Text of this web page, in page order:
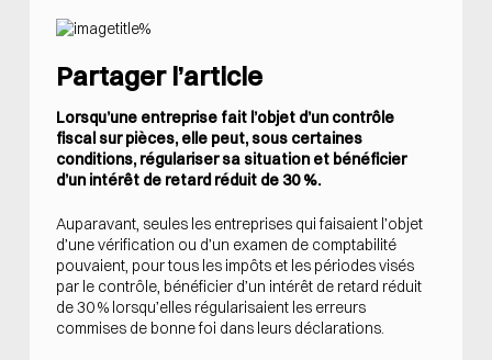
Partager l’article
Lorsqu’une entreprise fait l’objet d’un contrôle
fiscal sur pièces, elle peut, sous certaines
conditions, régulariser sa situation et bénéficier
d’un intérêt de retard réduit de 30 %.
Auparavant, seules les entreprises qui faisaient l’objet
d’une vérification ou d’un examen de comptabilité
pouvaient, pour tous les impôts et les périodes visés
par le contrôle, bénéficier d’un intérêt de retard réduit
de 30 % lorsqu’elles régularisaient les erreurs
commises de bonne foi dans leurs déclarations.